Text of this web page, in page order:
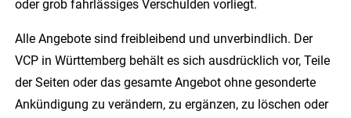
oder grob fahrlässiges Verschulden vorliegt.
Alle Angebote sind freibleibend und unverbindlich. Der
VCP in Württemberg behält es sich ausdrücklich vor, Teile
der Seiten oder das gesamte Angebot ohne gesonderte
Ankündigung zu verändern, zu ergänzen, zu löschen oder